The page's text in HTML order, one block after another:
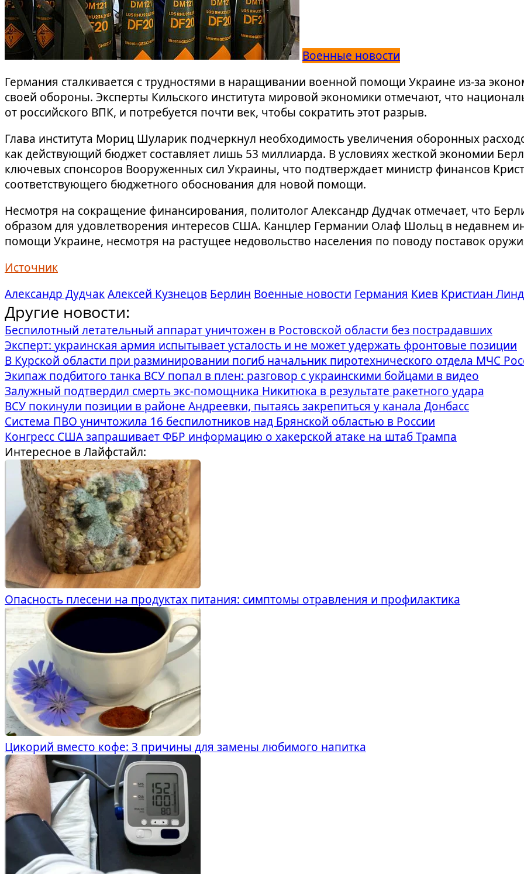
Военные новости
Германия сталкивается с трудностями в наращивании военной помощи Украине из-за
своей обороны. Эксперты Кильского института мировой экономики отмечают, что
от российского ВПК, и потребуется почти век, чтобы сократить этот разрыв.
Глава института Мориц Шуларик подчеркнул необходимость увеличения оборонных
как действующий бюджет составляет лишь 53 миллиарда. В условиях жесткой экономии
ключевых спонсоров Вооруженных сил Украины, что подтверждает министр финансов
соответствующего бюджетного обоснования для новой помощи.
Несмотря на сокращение финансирования, политолог Александр Дудчак отмечает, что
образом для удовлетворения интересов США. Канцлер Германии Олаф Шольц в недавнем
помощи Украине, несмотря на растущее недовольство населения по поводу поставок
Источник
Александр ДудчакАлексей Кузнецов Берлин Военные новости Германия Киев Кристиан
Другие новости:
Беспилотный летательный аппарат уничтожен в Ростовской области без пострадавших
Эксперт: украинская армия испытывает усталость и не может удержать фронтовые позиции
В Курской области при разминировании погиб начальник пиротехнического отдела МЧС
Экипаж подбитого танка ВСУ попал в плен: разговор с украинскими бойцами в видео
Залужный подтвердил смерть экс-помощника Никитюка в результате ракетного удара
ВСУ покинули позиции в районе Андреевки, пытаясь закрепиться у канала Донбасс
Система ПВО уничтожила 16 беспилотников над Брянской областью в России
Конгресс США запрашивает ФБР информацию о хакерской атаке на штаб Трампа
Интересное в Лайфстайл:
Опасность плесени на продуктах питания: симптомы отравления и профилактика
Цикорий вместо кофе: 3 причины для замены любимого напитка